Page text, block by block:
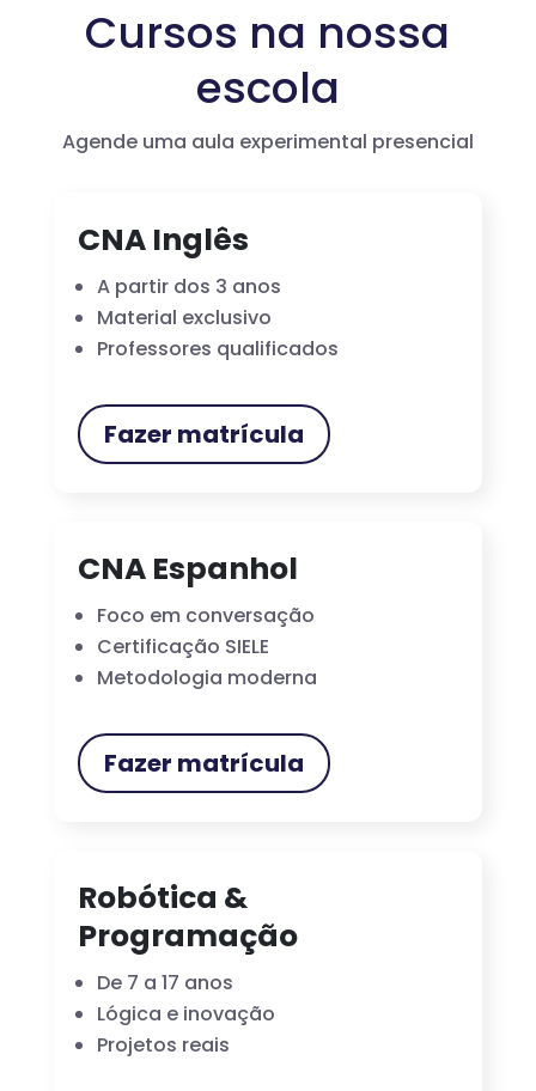
Cursos na nossa
escola
Agende uma aula experimental presencial
CNA Inglês
A partir dos 3 anos
Material exclusivo
Professores qualificados
Fazer matrícula
CNA Espanhol
Foco em conversação
Certificação SIELE
Metodologia moderna
Fazer matrícula
Robótica &
Programação
De 7 a 17 anos
Lógica e inovação
Projetos reais